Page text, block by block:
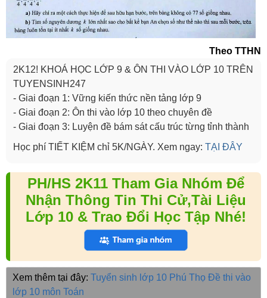
Theo TTHN
2K12! KHOÁ HỌC LỚP 9 & ÔN THI VÀO LỚP 10 TRÊN
TUYENSINH247
- Giai đoạn 1: Vững kiến thức nền tảng lớp 9
- Giai đoạn 2: Ôn thi vào lớp 10 theo chuyên đề
- Giai đoạn 3: Luyện đề bám sát cấu trúc từng tỉnh thành
Học phí TIẾT KIỆM chỉ 5K/NGÀY. Xem ngay: TẠI ĐÂY
PH/HS 2K11 Tham Gia Nhóm Để
Nhận Thông Tin Thi Cử,Tài Liệu
Lớp 10 & Trao Đổi Học Tập Nhé!
Xem thêm tại đây: Tuyển sinh lớp 10 Phú Thọ Đề thi vào
lớp 10 môn Toán